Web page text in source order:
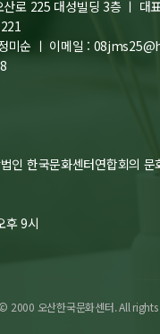
로 225 대성빌딩 3층 ㅣ 대
미순 ㅣ 이메일 :
인 한국문화센터연합회의 문
후 9시
2000 오산한국문화센터. All rights